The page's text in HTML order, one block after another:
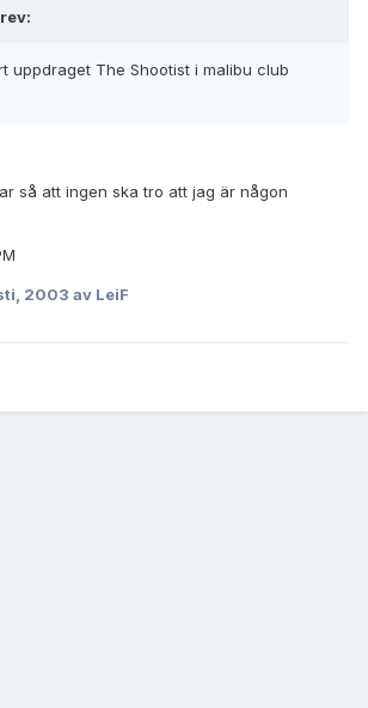
uppdraget The Shootist i malibu club
så att ingen ska tro att jag är någon
2003 av LeiF